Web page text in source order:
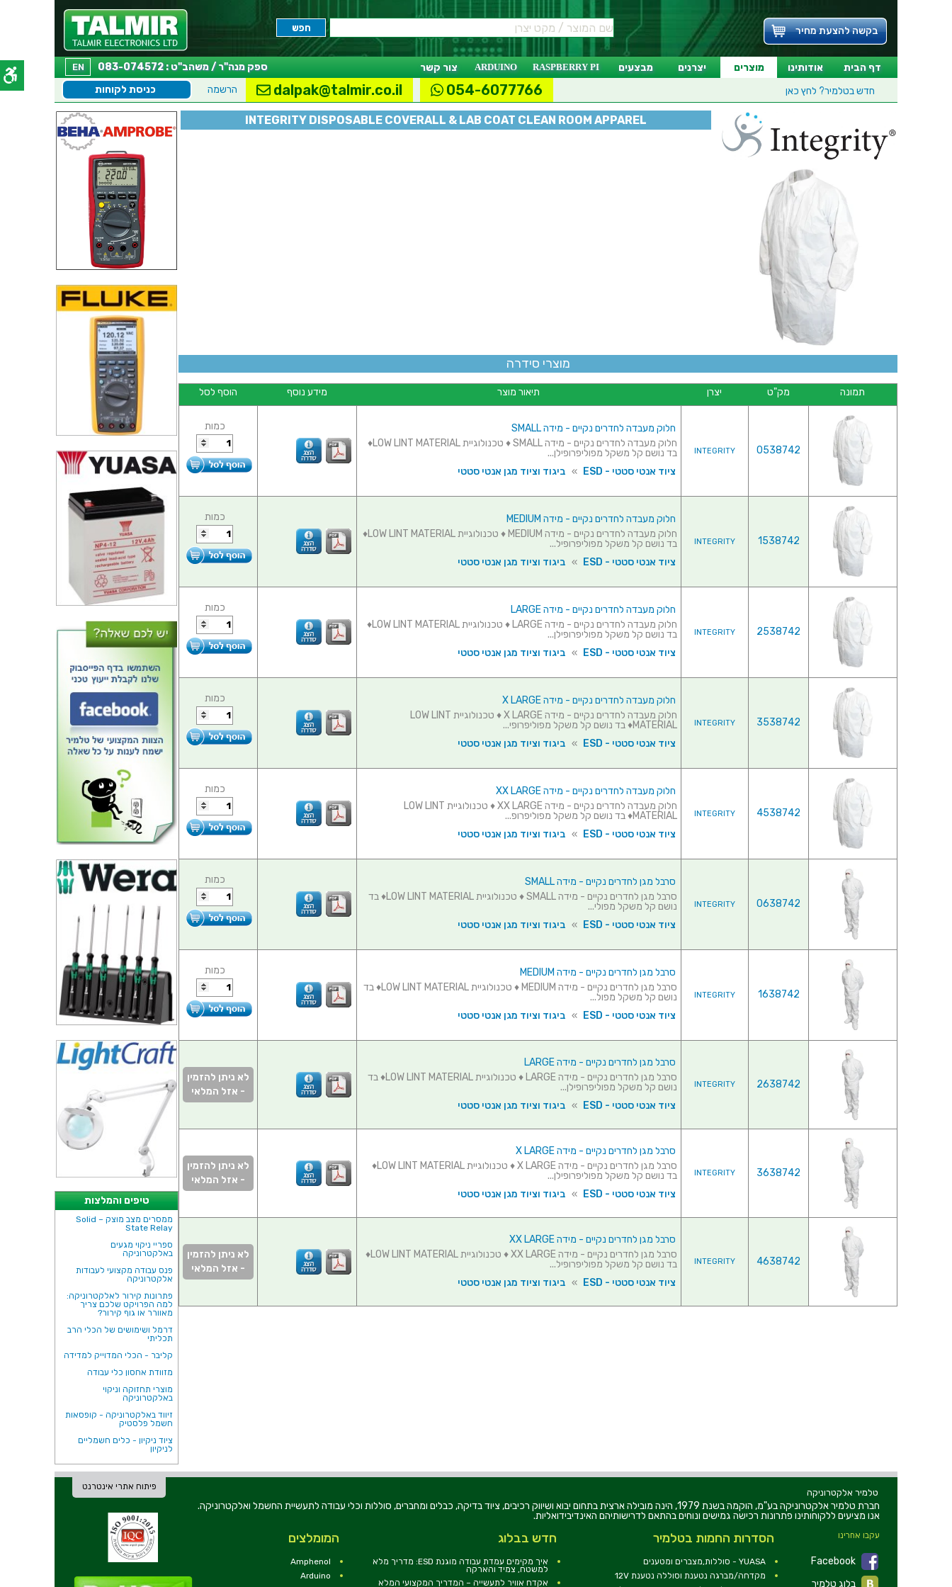
בקשה להצעת מחיר
דף הבית אודותינו מוצרים יצרנים מבצעים RASPBERRY PI
ARDUINO צור קשר EN
ספק מנה"ר / משהב"ט : 083-074572
חדש בטלמיר? לחץ כאן כניסת לקוחות הרשמה dalpak@talmir.co.il 054-6077766
טיפים והמלצות
ממסרים מצב מוצק – Solid
State Relay
ספריי ניקוי מגעים
באלקטרוניקה
פנס עבודה מקצועי לעבודות
אלקטרוניקה
פתרונות קירור לאלקטרוניקה:
למה הפרויקט שלכם צריך
מאוורר או גוף קירור?
דרמל ושימושים של הכלי הרב
תכליתי
קליבר - הכלי המדוייק למדידה
מזוודת אחסון כלי עבודה
מוצרי תחזוקה וניקוי
באלקטרוניקה
זיווד באלקטרוניקה - קופסאות
חשמל פלסטיק
ציוד ניקיון - כלים חשמליים
לניקיון
INTEGRITY DISPOSABLE COVERALL & LAB COAT CLEAN ROOM APPAREL
מוצרי סידרה
תמונה מק"ט יצרן תיאור מוצר מידע נוסף הוסף לסל
0538742
INTEGRITY
חלוק מעבדה לחדרים נקיים - מידה SMALL
חלוק מעבדה לחדרים נקיים - מידה SMALL ♦ טכנולוגיית LOW LINT MATERIAL♦
בד נושם קל משקל מפוליפרופילן...
ציוד אנטי סטטי - ESD
» ביגוד וציוד מגן אנטי סטטי
כמות
1538742
INTEGRITY
חלוק מעבדה לחדרים נקיים - מידה MEDIUM
חלוק מעבדה לחדרים נקיים - מידה MEDIUM ♦ טכנולוגיית LOW LINT MATERIAL♦
בד נושם קל משקל מפוליפרופיל...
ציוד אנטי סטטי - ESD
» ביגוד וציוד מגן אנטי סטטי
כמות
2538742
INTEGRITY
חלוק מעבדה לחדרים נקיים - מידה LARGE
חלוק מעבדה לחדרים נקיים - מידה LARGE ♦ טכנולוגיית LOW LINT MATERIAL♦
בד נושם קל משקל מפוליפרופילן...
ציוד אנטי סטטי - ESD
» ביגוד וציוד מגן אנטי סטטי
כמות
3538742
INTEGRITY
חלוק מעבדה לחדרים נקיים - מידה X LARGE
חלוק מעבדה לחדרים נקיים - מידה X LARGE ♦ טכנולוגיית LOW LINT
MATERIAL♦ בד נושם קל משקל מפוליפרופי...
ציוד אנטי סטטי - ESD
» ביגוד וציוד מגן אנטי סטטי
כמות
4538742
INTEGRITY
חלוק מעבדה לחדרים נקיים - מידה XX LARGE
חלוק מעבדה לחדרים נקיים - מידה XX LARGE ♦ טכנולוגיית LOW LINT
MATERIAL♦ בד נושם קל משקל מפוליפרופ...
ציוד אנטי סטטי - ESD
» ביגוד וציוד מגן אנטי סטטי
כמות
0638742
INTEGRITY
סרבל מגן לחדרים נקיים - מידה SMALL
סרבל מגן לחדרים נקיים - מידה SMALL ♦ טכנולוגיית LOW LINT MATERIAL♦ בד
נושם קל משקל מפולי...
ציוד אנטי סטטי - ESD
» ביגוד וציוד מגן אנטי סטטי
כמות
1638742
INTEGRITY
סרבל מגן לחדרים נקיים - מידה MEDIUM
סרבל מגן לחדרים נקיים - מידה MEDIUM ♦ טכנולוגיית LOW LINT MATERIAL♦ בד
נושם קל משקל מפול...
ציוד אנטי סטטי - ESD
» ביגוד וציוד מגן אנטי סטטי
כמות
2638742
INTEGRITY
סרבל מגן לחדרים נקיים - מידה LARGE
סרבל מגן לחדרים נקיים - מידה LARGE ♦ טכנולוגיית LOW LINT MATERIAL♦ בד
נושם קל משקל מפוליפרופילן...
ציוד אנטי סטטי - ESD
» ביגוד וציוד מגן אנטי סטטי
לא ניתן להזמין
- אזל המלאי
3638742
INTEGRITY
סרבל מגן לחדרים נקיים - מידה X LARGE
סרבל מגן לחדרים נקיים - מידה X LARGE ♦ טכנולוגיית LOW LINT MATERIAL♦
בד נושם קל משקל מפוליפרופילן...
ציוד אנטי סטטי - ESD
» ביגוד וציוד מגן אנטי סטטי
לא ניתן להזמין
- אזל המלאי
4638742
INTEGRITY
סרבל מגן לחדרים נקיים - מידה XX LARGE
סרבל מגן לחדרים נקיים - מידה XX LARGE ♦ טכנולוגיית LOW LINT MATERIAL♦
בד נושם קל משקל מפוליפרופיל...
ציוד אנטי סטטי - ESD
» ביגוד וציוד מגן אנטי סטטי
לא ניתן להזמין
- אזל המלאי
פיתוח אתרי אינטרנט
טלמיר אלקטרוניקה
חברת טלמיר אלקטרוניקה בע"מ, הוקמה בשנת 1979, הינה מובילה ארצית בתחום יבוא ושיווק רכיבים, ציוד בדיקה, כבלים ומחברים, סוללות וכלי עבודה לתעשיית החשמל ואלקטרוניקה.
אנו מציעים ללקוחותינו פתרונות רכישה גמישים ונוחים בהתאם לדרישותיהם האינדיבידואליות.
עקבו אחרינו
Facebook
המומלצים
Amphenol
Arduino
חדש בבלוג
איך מקימים עמדת עבודה מוגנת ESD: מדריך מלא
למשטח, צמיד והארקה
אקדח אוויר לתעשייה – המדריך המקצועי המלא
הסדרות החמות בטלמיר
YUASA - סוללות,מצברים ומטענים
מקדחה/מברגה נטענת וסוללה נטענת 12V